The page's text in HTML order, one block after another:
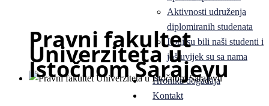
Aktivnosti udruženja
diplomiranih studenata
I oni su bili naši studenti i
još uvijek su sa nama
Hronika događaja
Kontakt
Pravni fakultet
Univerziteta u
Istočnom Sarajevu